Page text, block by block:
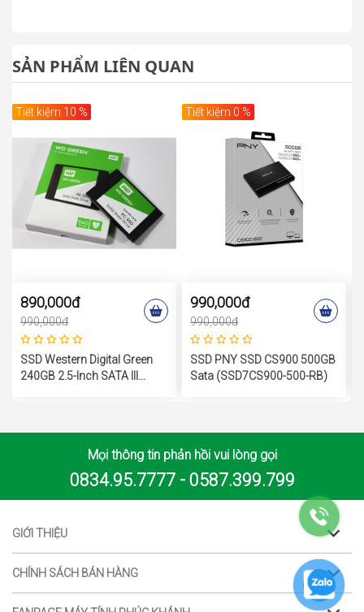
SẢN PHẨM LIÊN QUAN
Tiết kiệm 10 %
890,000đ
990,000đ
SSD Western Digital Green
240GB 2.5-Inch SATA III
Tiết kiệm 0 %
990,000đ
990,000đ
SSD PNY SSD CS900 500GB
Sata (SSD7CS900-500-RB)
Mọi thông tin phản hồi vui lòng gọi
0834.95.7777 - 0587.399.799
GIỚI THIỆU
CHÍNH SÁCH BÁN HÀNG